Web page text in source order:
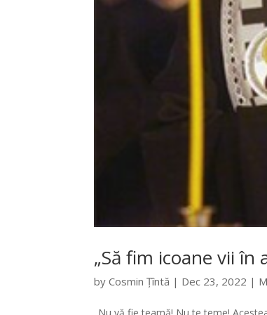
„Să fim icoane vii în
byCosmin Țîntă | Dec 23, 2022 |